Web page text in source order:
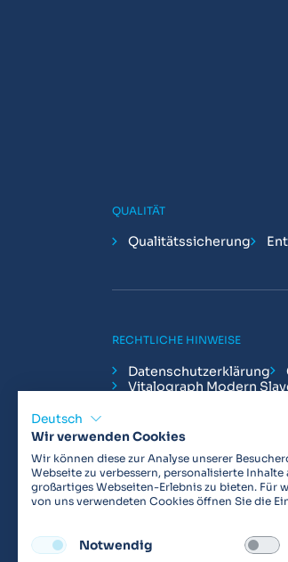
QUALITÄT
Qualitätssicherung
RECHTLICHE HINWEISE
Datenschutzerklärung
Vitalograph Modern
Vitalograph ist ein
Lungenfunktionsdiagnostik.
Deutsch
Wir verwenden Cookies
Wir können diese zur Analyse unserer
Webseite zu verbessern, personalisierte
großartiges Webseiten-Erlebnis zu bieten. Für
von uns verwendeten Cookies öffnen Sie die
Notwendig